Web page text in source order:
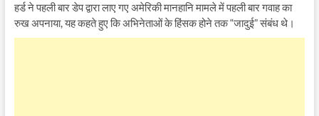
हर्ड ने पहली बार डेप द्वारा लाए गए अमेरिकी मानहानि मामले में पहली बार गवाह का
रुख अपनाया, यह कहते हुए कि अभिनेताओं के हिंसक होने तक “जादुई” संबंध थे।